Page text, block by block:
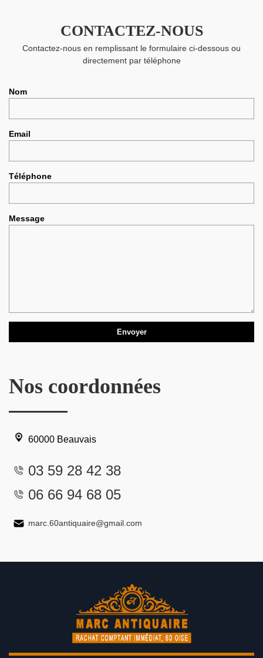
CONTACTEZ-NOUS
Contactez-nous en remplissant le formulaire ci-dessous ou
directement par téléphone
Nom
Email
Téléphone
Message
Nos coordonnées
60000 Beauvais
03 59 28 42 38
06 66 94 68 05
marc.60antiquaire@gmail.com